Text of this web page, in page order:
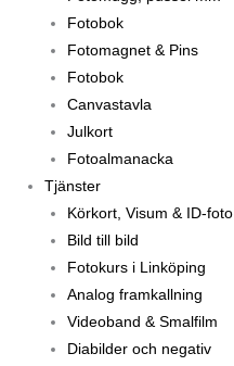
Fotobok
Fotomagnet & Pins
Fotobok
Canvastavla
Julkort
Fotoalmanacka
Tjänster
Körkort, Visum & ID-foto
Bild till bild
Fotokurs i Linköping
Analog framkallning
Videoband & Smalfilm
Diabilder och negativ